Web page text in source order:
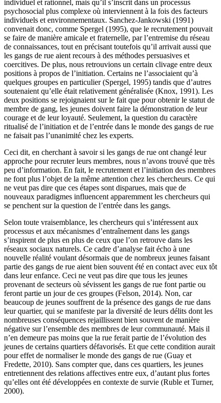
individuel et rationnel, mais qu’il s’inscrit dans un processus
psychosocial plus complexe où interviennent à la fois des facteurs
individuels et environnementaux. Sanchez-Jankowski (1991)
convenait donc, comme Spergel (1995), que le recrutement pouvait
se faire de manière amicale et fraternelle, par l’entremise du réseau
de connaissances, tout en précisant toutefois qu’il arrivait aussi que
les gangs de rue aient recours à des méthodes persuasives et
coercitives. De plus, nous retrouvions un certain clivage entre deux
positions à propos de l’initiation. Certains ne l’associaient qu’à
quelques groupes en particulier (Spergel, 1995) tandis que d’autres
soutenaient qu’elle était relativement généralisée (Knox, 1991). Les
deux positions se rejoignaient sur le fait que pour obtenir le statut de
membre de gang, les jeunes doivent faire la démonstration de leur
courage et de leur loyauté. Seulement, la question du caractère
ritualisé de l’initiation et de l’entrée dans le monde des gangs de rue
ne faisait pas l’unanimité chez les experts.
Ceci dit, en cherchant à savoir si les gangs de rue ont changé leur
approche pour recruter leurs membres, nous n’avons trouvé que très
peu d’information. En fait, le recrutement et l’initiation des membres
ne font plus l’objet de la même attention chez les chercheurs. Ce qui
ne veut pas dire que ces étapes sont disparues, mais que de
nouveaux paradigmes influencent apparemment les chercheurs qui
se penchent sur la question de l’entrée dans les gangs.
Selon toute vraisemblance, les chercheurs qui s’intéressent aux
processus et aux mécanismes d’entraînement dans les gangs
s’inspirent de plus en plus de ceux que l’on retrouve dans les
réseaux sociaux naturels. Ce cadre d’analyse fait écho à une
nouvelle réalité voulant désormais que de nombreux jeunes faisant
partie des gangs de rue aient bien souvent été en contact avec eux tôt
dans leur enfance. Ceci ne veut pas dire que tous les jeunes
provenant de secteurs où sévissent les gangs de rue font partie ou
feront partie un jour de ces groupes (Felson, 2014). Non, car
beaucoup de jeunes souffrent de la présence des gangs de rue dans
leur quartier, qui se manifeste par la diversité de leurs délits dont les
nombreuses conséquences rejaillissent bien souvent de manière
négative sur l’ensemble des membres de leur communauté. Mais il
n’en demeure pas moins que la rue ferait partie de l’évolution des
jeunes de certains quartiers défavorisés. Et que cette condition aurait
pour effet de normaliser le monde des gangs de rue (Guay et
Fredette, 2010). Sans compter que, dans ces quartiers, les jeunes
entretiennent des relations affectives entre eux, d’autant plus fortes
qu’elles ont été développées en contexte de survie (Ruble et Turner,
2000).